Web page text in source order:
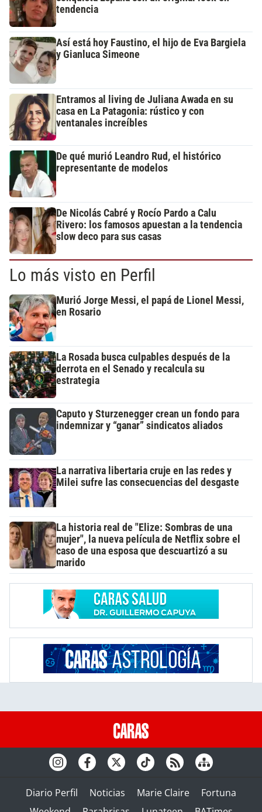
tendencia
Así está hoy Faustino, el hijo de Eva Bargiela
y Gianluca Simeone
Entramos al living de Juliana Awada en su
casa en La Patagonia: rústico y con
ventanales increíbles
De qué murió Leandro Rud, el histórico
representante de modelos
De Nicolás Cabré y Rocío Pardo a Calu
Rivero: los famosos apuestan a la tendencia
slow deco para sus casas
Lo más visto en Perfil
Murió Jorge Messi, el papá de Lionel Messi,
en Rosario
La Rosada busca culpables después de la
derrota en el Senado y recalcula su
estrategia
Caputo y Sturzenegger crean un fondo para
indemnizar y “ganar” sindicatos aliados
La narrativa libertaria cruje en las redes y
Milei sufre las consecuencias del desgaste
La historia real de "Elize: Sombras de una
mujer", la nueva película de Netflix sobre el
caso de una esposa que descuartizó a su
marido
Diario Perfil Noticias Marie Claire
Fortuna